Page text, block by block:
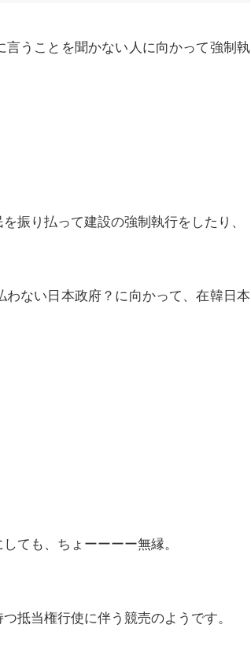
うことを聞かない人に向かって強制執
振り払って建設の強制執行をしたり、
ない日本政府？に向かって、在韓日本
ても、ちょーーーー無縁。
抵当権行使に伴う競売のようです。